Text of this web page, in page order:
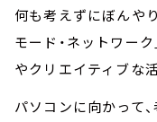
何も考えずにぼんや
モード・ネットワー
やクリエイティブな
パソコンに向かって